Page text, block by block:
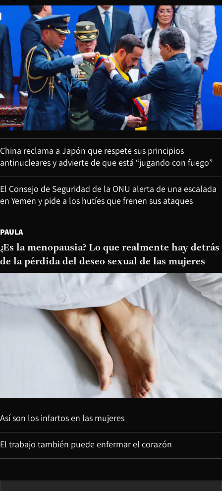
China reclama a Japón que respete sus principios
antinucleares y advierte de que está “jugando con fuego”
El Consejo de Seguridad de la ONU alerta de una escalada
en Yemen y pide a los hutíes que frenen sus ataques
PAULA
¿Es la menopausia? Lo que realmente hay detrás
de la pérdida del deseo sexual de las mujeres
Así son los infartos en las mujeres
El trabajo también puede enfermar el corazón